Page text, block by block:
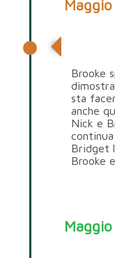
Brooke
sta
anche
Nick e
Bridget
Brooke